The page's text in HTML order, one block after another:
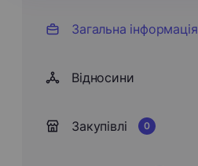
Загальна інформація
Відносини
Закупівлі 0